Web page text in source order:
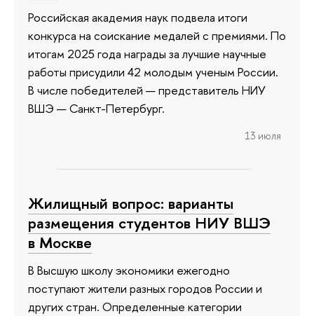
Российская академия наук подвела итоги
конкурса на соискание медалей с премиями. По
итогам 2025 года награды за лучшие научные
работы присудили 42 молодым ученым России.
В числе победителей — представитель НИУ
ВШЭ — Санкт-Петербург.
13 июля
Жилищный вопрос: варианты
размещения студентов НИУ ВШЭ
в Москве
В Высшую школу экономики ежегодно
поступают жители разных городов России и
других стран. Определенные категории